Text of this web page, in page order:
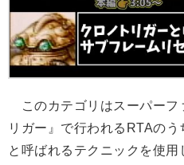
このカテゴリはスーパーフ
リガー』で行われるRTAの
と呼ばれるテクニックを使